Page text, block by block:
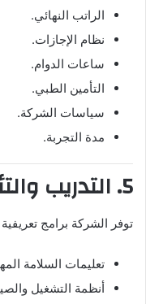
الراتب النهائي.
نظام الإجازات.
ساعات الدوام.
التأمين الطبي.
سياسات الشركة.
مدة التجربة.
5. التدريب والتأهيل الوظيفي
توفر الشركة برامج
تعليمات السلامة
أنظمة التشغيل